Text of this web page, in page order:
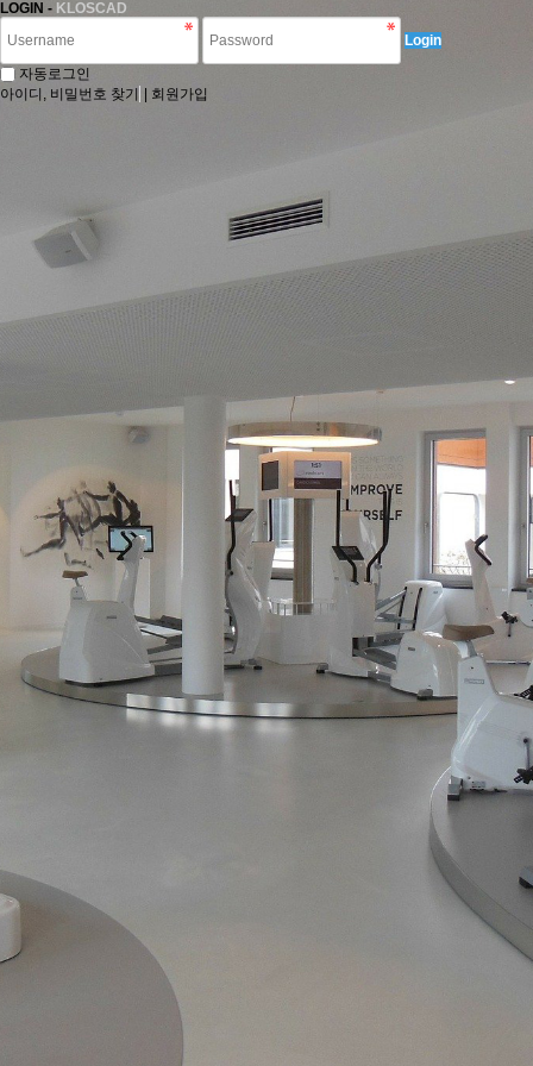
LOGIN - KLOSCAD
Login
자동로그인
아이디, 비밀번호 찾기
회원가입